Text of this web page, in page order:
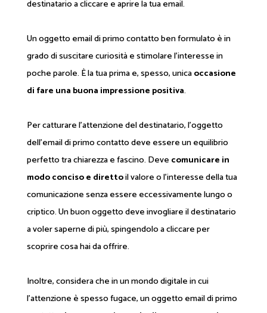
destinatario a cliccare e aprire la tua email.
Un oggetto email di primo contatto ben formulato è in
grado di suscitare curiosità e stimolare l'interesse in
poche parole. È la tua prima e, spesso, unicaoccasione
di fare una buona impressione positiva.
Per catturare l'attenzione del destinatario, l'oggetto
dell'email di primo contatto deve essere un equilibrio
perfetto tra chiarezza e fascino. Deve comunicare in
modo conciso e direttoil valore o l'interesse della tua
comunicazione senza essere eccessivamente lungo o
criptico. Un buon oggetto deve invogliare il destinatario
a voler saperne di più, spingendolo a cliccare per
scoprire cosa hai da offrire.
Inoltre, considera che in un mondo digitale in cui
l'attenzione è spesso fugace, un oggetto email di primo